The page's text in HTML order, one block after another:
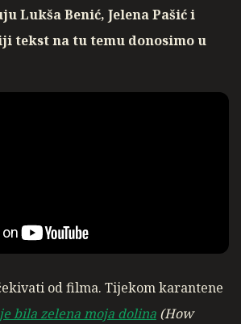
Lukša Benić, Jelena Pašić i
tekst na tu temu donosimo u
od filma. Tijekom karantene
bila zelena moja dolina (How